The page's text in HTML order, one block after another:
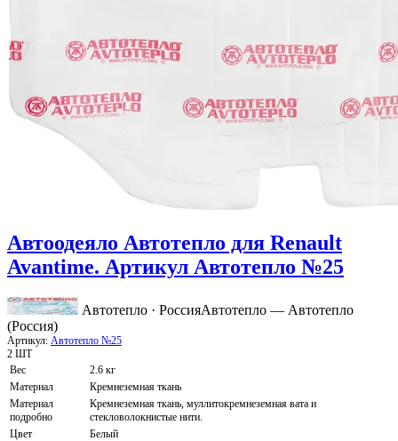
Автоодеяло Автотепло для Renault
Avantime. Артикул Автотепло №25
Автотепло · РоссияАвтотепло — Автотепло
(Россия)
Артикул: Автотепло №25
2 ШТ
Вес
2.6 кг
Материал
Кремнеземная ткань
Материал
подробно
Кремнеземная ткань, муллитокремнеземная вата и
стекловолокнистые нити.
Цвет
Белый